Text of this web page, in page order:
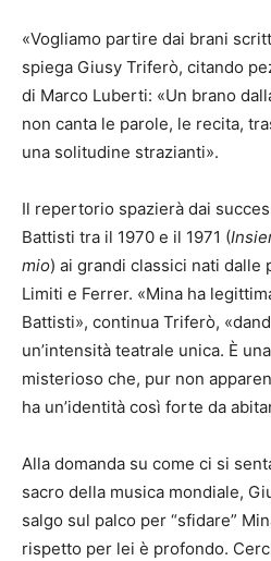
«Vogliamo partire dai brani
spiega Giusy Triferò, citando
di Marco Luberti: «Un brano
non canta le parole, le recita,
una solitudine strazianti».
Il repertorio spazierà dai
Battisti tra il 1970 e il 1971 (
mio) ai grandi classici nati dalle
Limiti e Ferrer. «Mina ha
Battisti», continua Triferò,
un’intensità teatrale unica. È
misterioso che, pur non
ha un’identità così forte da
Alla domanda su come ci si
sacro della musica mondiale,
salgo sul palco per “sfidare”
rispetto per lei è profondo.